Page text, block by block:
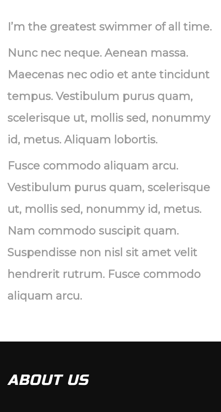
I’m the greatest swimmer of all time.
Nunc nec neque. Aenean massa.
Maecenas nec odio et ante tincidunt
tempus. Vestibulum purus quam,
scelerisque ut, mollis sed, nonummy
id, metus. Aliquam lobortis.
Fusce commodo aliquam arcu.
Vestibulum purus quam, scelerisque
ut, mollis sed, nonummy id, metus.
Nam commodo suscipit quam.
Suspendisse non nisl sit amet velit
hendrerit rutrum. Fusce commodo
aliquam arcu.
ABOUT US